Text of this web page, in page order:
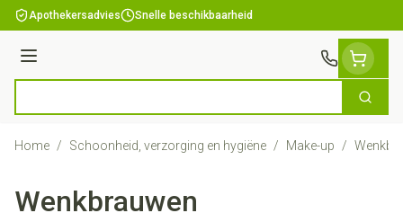
Ga naar de inhoud
Apothekersadvies Snelle beschikbaarheid
Menu
Zoek
Home / Schoonheid, verzorging en hygiëne / Make-up /
Wenkbrauwen